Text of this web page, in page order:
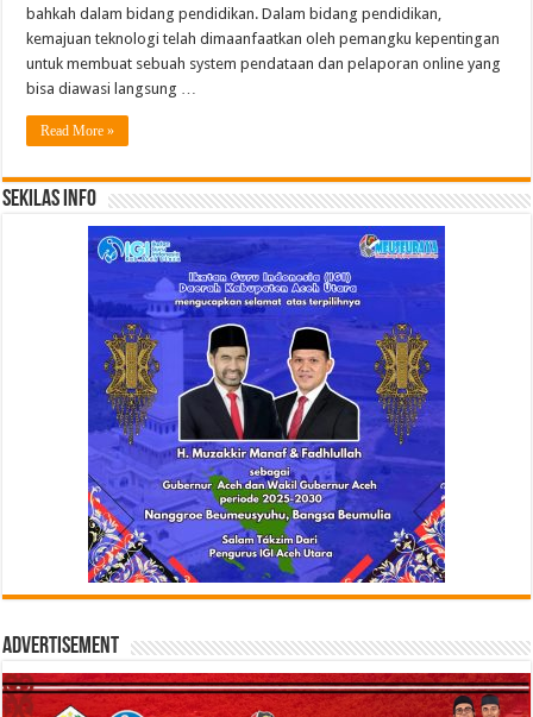
bahkah dalam bidang pendidikan. Dalam bidang pendidikan,
kemajuan teknologi telah dimaanfaatkan oleh pemangku kepentingan
untuk membuat sebuah system pendataan dan pelaporan online yang
bisa diawasi langsung …
Read More »
Sekilas Info
Advertisement